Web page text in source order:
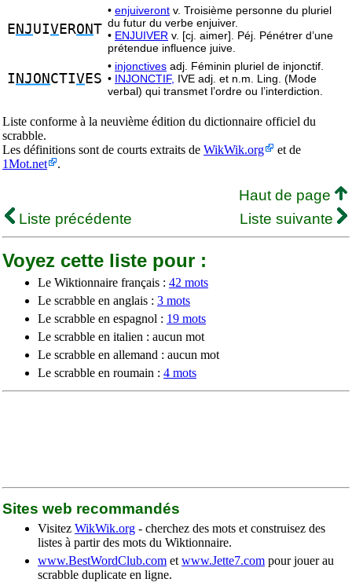
E NJUIVERONT
• enjuiveront v. Troisième personne du pluriel
du futur du verbe enjuiver.
• ENJUIVER v. [cj. aimer]. Péj. Pénétrer d’une
prétendue influence juive.
I NJON CTIVES
• injonctives adj. Féminin pluriel de injonctif.
• INJONCTIF, IVE adj. et n.m. Ling. (Mode
verbal) qui transmet l’ordre ou l’interdiction.
Liste conforme à la neuvième édition du dictionnaire officiel du
scrabble.
Les définitions sont de courts extraits de WikWik.org
et de
1Mot.net
.
Haut de page
Liste précédente
Liste suivante
Voyez cette liste pour :
Le Wiktionnaire français : 42 mots
Le scrabble en anglais : 3 mots
Le scrabble en espagnol : 19 mots
Le scrabble en italien : aucun mot
Le scrabble en allemand : aucun mot
Le scrabble en roumain : 4 mots
Sites web recommandés
Visitez WikWik.org - cherchez des mots et construisez des
listes à partir des mots du Wiktionnaire.
www.BestWordClub.com et www.Jette7.com pour jouer au
scrabble duplicate en ligne.